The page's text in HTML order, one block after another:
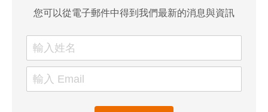
您可以從電子郵件中得到我們最新的消息與資訊